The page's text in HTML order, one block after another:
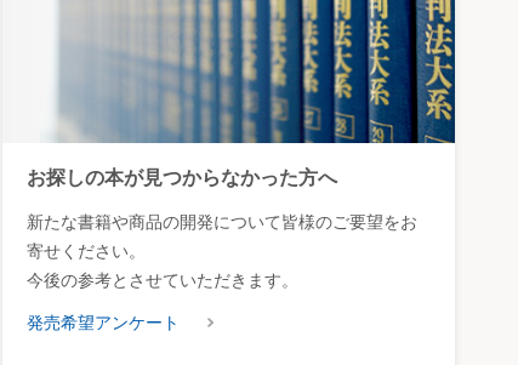
お探しの本が見つからなかった方へ
新たな書籍や商品の開発について皆様のご要望をお
寄せください。
今後の参考とさせていただきます。
発売希望アンケート